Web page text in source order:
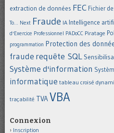
extraction de données FEC Fichier
To... Next Fraude IA Intelligence
d'Exercice Professionnel PADoCC Piratage
programmation Protection des
fraude requête SQL
Système d'information
informatique tableau croisé
traçabilité TVAVBA
Connexion
Inscription